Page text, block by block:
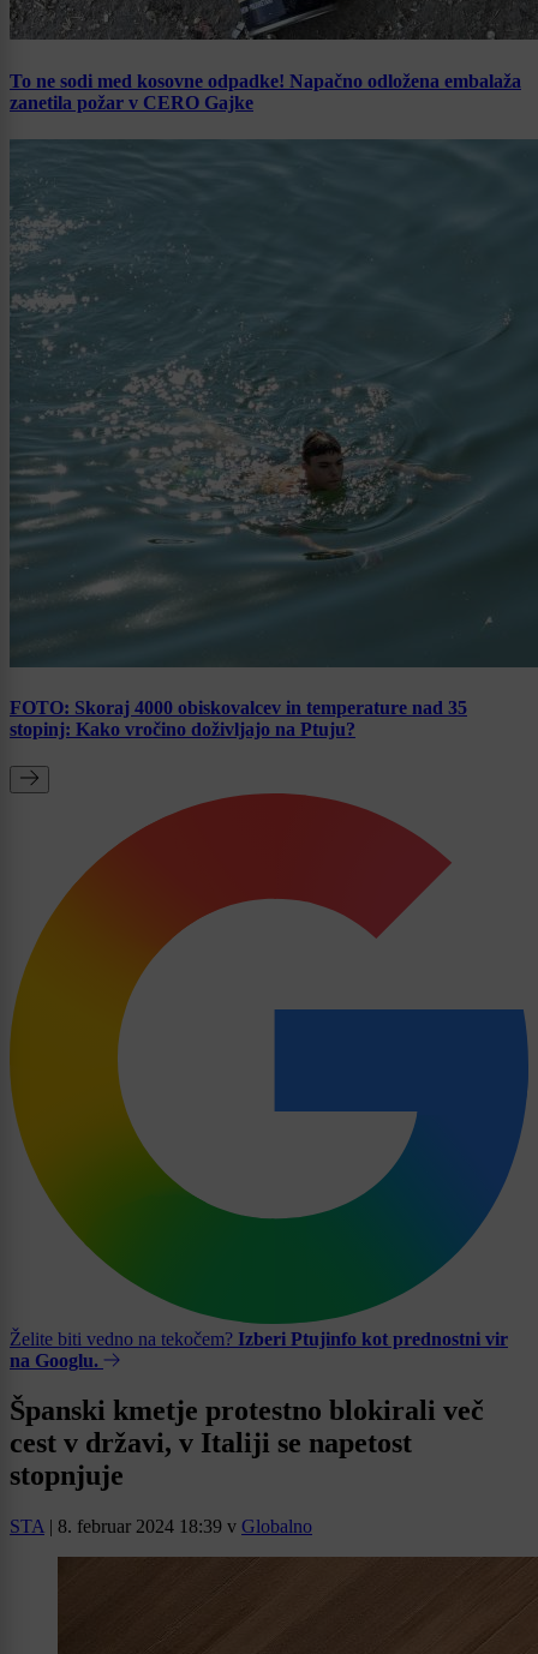
To ne sodi med kosovne odpadke! Napačno odložena embalaža
zanetila požar v CERO Gajke
FOTO: Skoraj 4000 obiskovalcev in temperature nad 35
stopinj: Kako vročino doživljajo na Ptuju?
Želite biti vedno na tekočem? Izberi Ptujinfo kot prednostni vir
na Googlu.
Španski kmetje protestno blokirali več
cest v državi, v Italiji se napetost
stopnjuje
STA | 8. februar 2024 18:39 v Globalno